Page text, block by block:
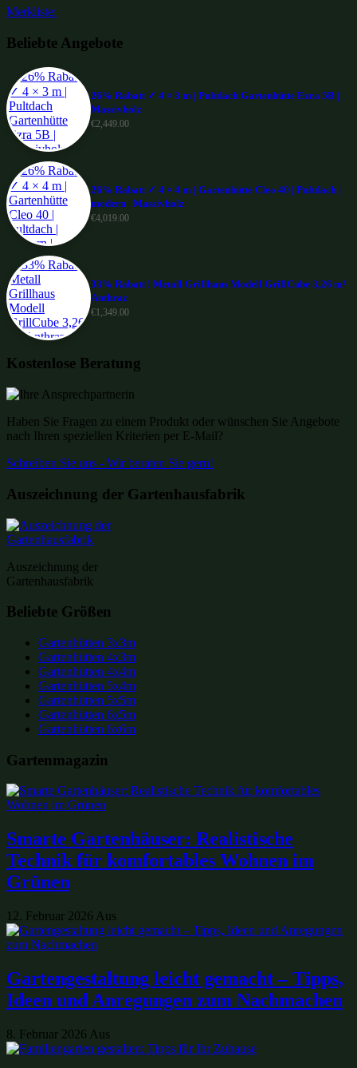
Merkliste:
Beliebte Angebote
26% Rabatt ✓ 4 × 3 m | Pultdach Gartenhütte Ezra 5B |
Massivholz
€2,449.00
26% Rabatt ✓ 4 × 4 m | Gartenhütte Cleo 40 | Pultdach |
modern | Massivholz
€4,019.00
33% Rabatt ! Metall Grillhaus Modell GrillCube 3,26 m²
Anthraz
€1,349.00
Kostenlose Beratung
Haben Sie Fragen zu einem Produkt oder wünschen Sie Angebote
nach Ihren speziellen Kriterien per E-Mail?
Schreiben Sie uns - Wir beraten Sie gern!
Auszeichnung der Gartenhausfabrik
Auszeichnung der
Gartenhausfabrik
Beliebte Größen
Gartenhütten 3x3m
Gartenhütten 4x3m
Gartenhütten 4x4m
Gartenhütten 5x4m
Gartenhütten 5x5m
Gartenhütten 6x5m
Gartenhütten 6x6m
Gartenmagazin
Smarte Gartenhäuser: Realistische
Technik für komfortables Wohnen im
Grünen
12. Februar 2026 Aus
Gartengestaltung leicht gemacht – Tipps,
Ideen und Anregungen zum Nachmachen
8. Februar 2026 Aus